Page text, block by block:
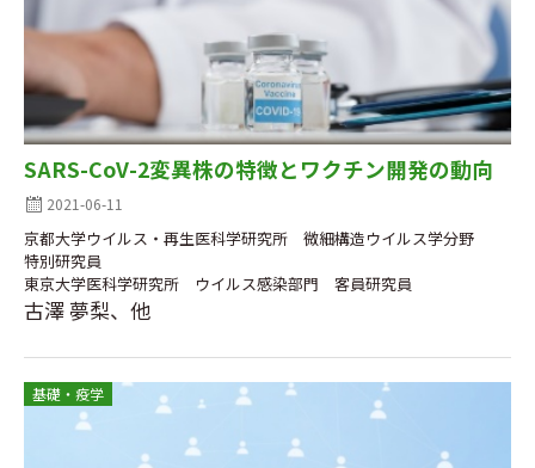
SARS-CoV-2変異株の特徴とワクチン開発の動向
2021-06-11
京都大学ウイルス・再生医科学研究所 微細構造ウイルス学分野
特別研究員
東京大学医科学研究所 ウイルス感染部門 客員研究員
古澤 夢梨、他
基礎・疫学